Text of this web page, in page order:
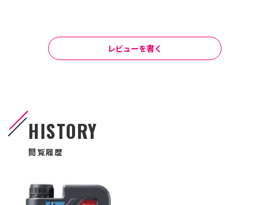
レビューを書く
HISTORY
閲覧履歴